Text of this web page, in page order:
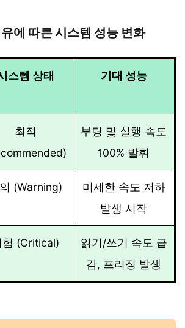
에 따른 시스템 성능 변화
스템 상태 기대 성능
최적
부팅 및 실행 속도
100% 발휘
(Warning)
미세한 속도 저하
발생 시작
험 (Critical)
읽기/쓰기 속도 급
감, 프리징 발생